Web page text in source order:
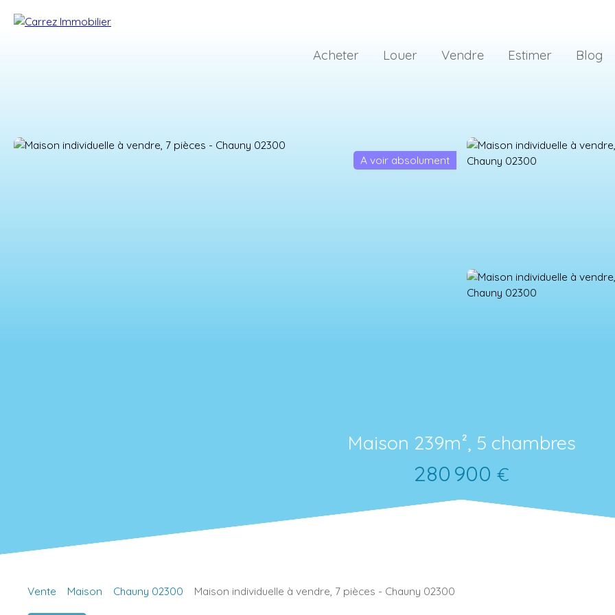
Acheter Louer Vendre Estimer Blog
A voir absolument
Maison 239m², 5 chambres
280 900 €
Vente Maison Chauny 02300 Maison individuelle à vendre, 7 pièces - Chauny 02300